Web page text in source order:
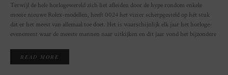
Terwijl de hele horlogewereld zich liet afleiden door de hype rondom enkele
mooie nieuwe Rolex-modellen, heeft 0024 het vizier scherpgesteld op hét stuk
dat er het meest van allemaal toe doet. Het is waarschijnlijk elk jaar het horloge-
evenement waar de meeste mannen naar uitkijken en dit jaar vond het bijzondere
READ MORE